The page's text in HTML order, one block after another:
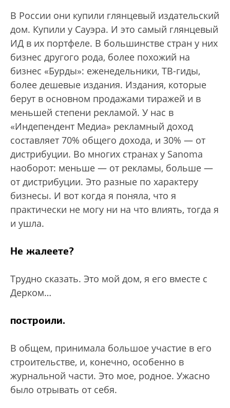
В России они купили глянцевый издательский
дом. Купили у Сауэра. И это самый глянцевый
ИД в их портфеле. В большинстве стран у них
бизнес другого рода, более похожий на
бизнес «Бурды»: еженедельники, ТВ-гиды,
более дешевые издания. Издания, которые
берут в основном продажами тиражей и в
меньшей степени рекламой. У нас в
«Индепендент Медиа» рекламный доход
составляет 70% общего дохода, и 30% — от
дистрибуции. Во многих странах у Sanoma
наоборот: меньше — от рекламы, больше —
от дистрибуции. Это разные по характеру
бизнесы. И вот когда я поняла, что я
практически не могу ни на что влиять, тогда я
и ушла.
Не жалеете?
Трудно сказать. Это мой дом, я его вместе с
Дерком…
построили.
В общем, принимала большое участие в его
строительстве, и, конечно, особенно в
журнальной части. Это мое, родное. Ужасно
было отрывать от себя.